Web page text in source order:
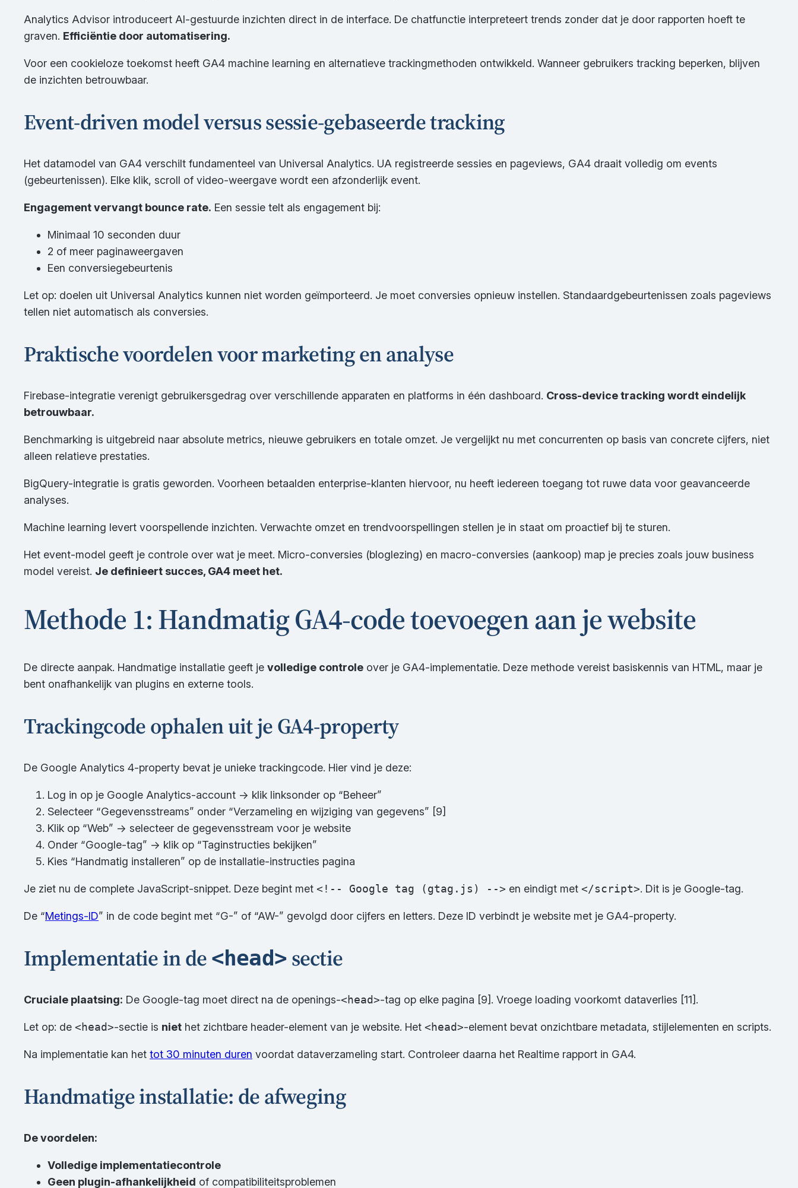
Analytics Advisor introduceert AI-gestuurde inzichten direct in de interface. De chatfunctie interpreteert trends zonder dat je door rapporten hoeft te
graven. Efficiëntie door automatisering.
Voor een cookieloze toekomst heeft GA4 machine learning en alternatieve trackingmethoden ontwikkeld. Wanneer gebruikers tracking beperken, blijven
de inzichten betrouwbaar.
Event-driven model versus sessie-gebaseerde tracking
Het datamodel van GA4 verschilt fundamenteel van Universal Analytics. UA registreerde sessies en pageviews, GA4 draait volledig om events
(gebeurtenissen). Elke klik, scroll of video-weergave wordt een afzonderlijk event.
Engagement vervangt bounce rate. Een sessie telt als engagement bij:
Minimaal 10 seconden duur
2 of meer paginaweergaven
Een conversiegebeurtenis
Let op: doelen uit Universal Analytics kunnen niet worden geïmporteerd. Je moet conversies opnieuw instellen. Standaardgebeurtenissen zoals pageviews
tellen niet automatisch als conversies.
Praktische voordelen voor marketing en analyse
Firebase-integratie verenigt gebruikersgedrag over verschillende apparaten en platforms in één dashboard. Cross-device tracking wordt eindelijk
betrouwbaar.
Benchmarking is uitgebreid naar absolute metrics, nieuwe gebruikers en totale omzet. Je vergelijkt nu met concurrenten op basis van concrete cijfers, niet
alleen relatieve prestaties.
BigQuery-integratie is gratis geworden. Voorheen betaalden enterprise-klanten hiervoor, nu heeft iedereen toegang tot ruwe data voor geavanceerde
analyses.
Machine learning levert voorspellende inzichten. Verwachte omzet en trendvoorspellingen stellen je in staat om proactief bij te sturen.
Het event-model geeft je controle over wat je meet. Micro-conversies (bloglezing) en macro-conversies (aankoop) map je precies zoals jouw business
model vereist. Je definieert succes, GA4 meet het.
Methode 1: Handmatig GA4-code toevoegen aan je website
De directe aanpak. Handmatige installatie geeft je volledige controle over je GA4-implementatie. Deze methode vereist basiskennis van HTML, maar je
bent onafhankelijk van plugins en externe tools.
Trackingcode ophalen uit je GA4-property
De Google Analytics 4-property bevat je unieke trackingcode. Hier vind je deze:
Log in op je Google Analytics-account → klik linksonder op “Beheer”
Selecteer “Gegevensstreams” onder “Verzameling en wijziging van gegevens” [9]
Klik op “Web” → selecteer de gegevensstream voor je website
Onder “Google-tag” → klik op “Taginstructies bekijken”
Kies “Handmatig installeren” op de installatie-instructies pagina
Je ziet nu de complete JavaScript-snippet. Deze begint met <!-- Google tag (gtag.js) --> en eindigt met </script>. Dit is je Google-tag.
De “Metings-ID” in de code begint met “G-” of “AW-” gevolgd door cijfers en letters. Deze ID verbindt je website met je GA4-property.
Implementatie in de <head> sectie
Cruciale plaatsing: De Google-tag moet direct na de openings-<head>-tag op elke pagina [9]. Vroege loading voorkomt dataverlies [11].
Let op: de <head>-sectie is niet het zichtbare header-element van je website. Het <head>-element bevat onzichtbare metadata, stijlelementen en scripts.
Na implementatie kan het tot 30 minuten duren voordat dataverzameling start. Controleer daarna het Realtime rapport in GA4.
Handmatige installatie: de afweging
De voordelen:
Volledige implementatiecontrole
Geen plugin-afhankelijkheid of compatibiliteitsproblemen